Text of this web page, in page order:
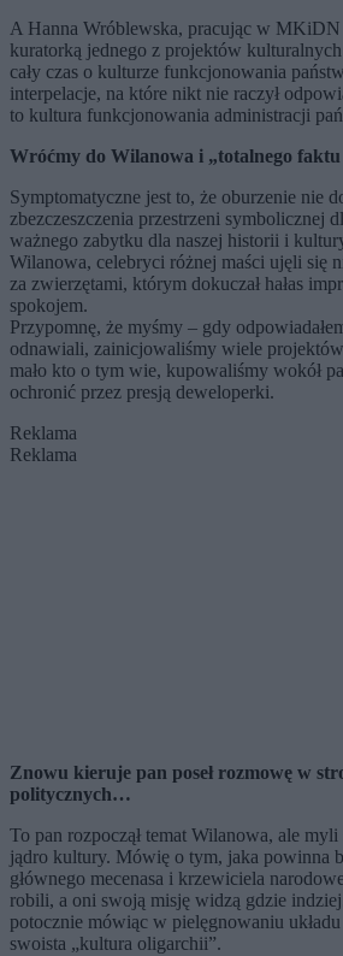
A Hanna Wróblewska, pracując w MKiDN
kuratorką jednego z projektów
cały czas o kulturze funkcjonowania
interpelacje, na które nikt nie raczył
to kultura funkcjonowania administracji
Wróćmy do Wilanowa i „totalnego faktu
Symptomatyczne jest to, że oburzenie nie
zbezczeszczenia przestrzeni symbolicznej
ważnego zabytku dla naszej historii i
Wilanowa, celebryci różnej maści ujęli się
za zwierzętami, którym dokuczał hałas
spokojem.
Przypomnę, że myśmy – gdy
odnawiali, zainicjowaliśmy wiele
mało kto o tym wie, kupowaliśmy wokół
ochronić przez presją deweloperki.
Reklama
Reklama
Znowu kieruje pan poseł rozmowę w
politycznych…
To pan rozpoczął temat Wilanowa, ale myli
jądro kultury. Mówię o tym, jaka powinna
głównego mecenasa i krzewiciela
robili, a oni swoją misję widzą gdzie
potocznie mówiąc w pielęgnowaniu
swoista „kultura oligarchii”.